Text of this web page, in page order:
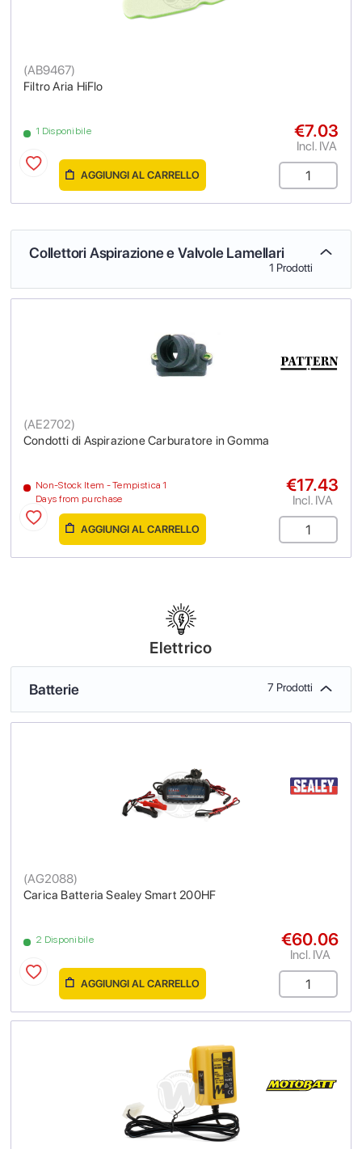
Filtro Aria HiFlo
(AB9467)
1 Disponibile €7.03
Incl. IVA
AGGIUNGI AL CARRELLO
Collettori Aspirazione e Valvole Lamellari
1 Prodotti
Condotti di Aspirazione Carburatore in Gomma
(AE2702)
Non-Stock Item - Tempistica 1
Days from purchase
€17.43
Incl. IVA
AGGIUNGI AL CARRELLO
Elettrico
Batterie 7 Prodotti
Carica Batteria Sealey Smart 200HF
(AG2088)
2 Disponibile €60.06
Incl. IVA
AGGIUNGI AL CARRELLO